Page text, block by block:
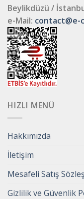
Beylikdüzü /
e-Mail: contact@e-
HIZLI MENÜ
Hakkımızda
İletişim
Mesafeli Satış
Gizlilik ve Güvenlik